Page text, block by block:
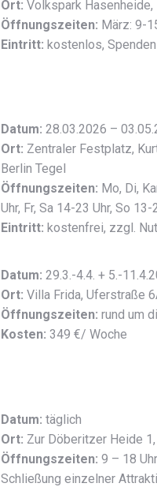
Ort: Volkspark
Öffnungszeiten: März: 9-
Eintritt: kostenlos,
Datum: 28.03.2026 –
Ort: Zentraler Festplatz,
Berlin Tegel
Öffnungszeiten: Mo, Di,
Uhr, Fr, Sa 14-23 Uhr, So 13-
Eintritt: kostenfrei, zzgl.
Datum: 29.3.-4.4. + 5.-
Ort: Villa Frida, Uferstraße
Öffnungszeiten: rund um
Kosten: 349 €/ Woche
Datum: täglich
Ort: Zur Döberitzer Heide
Öffnungszeiten: 9 – 18
Schließung einzelner